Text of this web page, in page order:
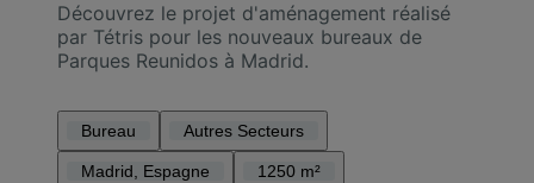
Découvrez le projet d'aménagement réalisé
par Tétris pour les nouveaux bureaux de
Parques Reunidos à Madrid.
Bureau Autres Secteurs
Madrid, Espagne 1250 m²